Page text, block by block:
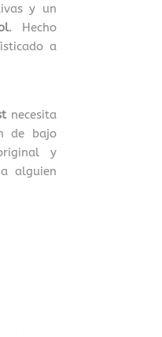
y un
. Hecho
a
necesita
de bajo
y
alguien